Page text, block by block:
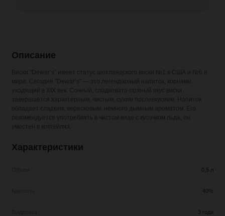
Описание
Характеристики
0,5 л
40%
3 года